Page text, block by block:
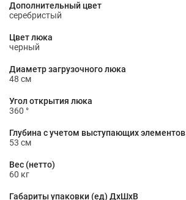
Дополнительный цвет
серебристый
Цвет люка
черный
Диаметр загрузочного люка
48 см
Угол открытия люка
360 °
Глубина с учетом выступающих элементов
53 см
Вес (нетто)
60 кг
Габариты упаковки (ед) ДхШхВ